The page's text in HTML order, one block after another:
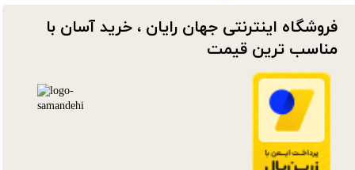
فروشگاه اینترنتی جهان رایان ، خرید آسان با
مناسب ترین قیمت​​​​​​​